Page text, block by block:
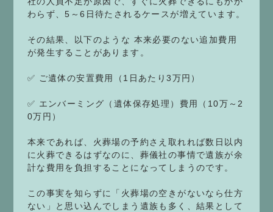
わらず、5～6日待たされるケースが増えています。
その結果、以下のような 本来必要のない追加費用
が発生することがあります。
✅ ご遺体の安置費用（1日あたり3万円）
✅ エンバーミング（遺体保存処理）費用（10万～2
0万円）
本来であれば、火葬場の予約さえ取れれば数日以内
に火葬できるはずなのに、葬儀社の事情で遺族が余
計な費用を負担することになってしまうのです。
この事実を知らずに「火葬場の空きがないなら仕方
ない」と思い込んでしまう遺族も多く、結果として